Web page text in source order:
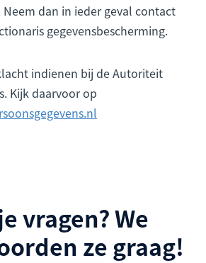
dan in ieder geval contact
gegevensbescherming.
indienen bij de Autoriteit
Kijk daarvoor op
vragen? We
ze graag!